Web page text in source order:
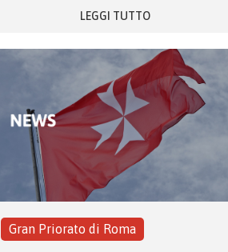
LEGGI TUTTO
Gran Priorato di Roma